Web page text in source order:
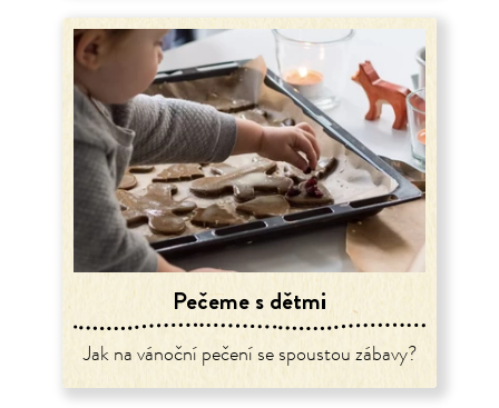
Pečeme s dětmi
Jak na vánoční pečení se spoustou zábavy?